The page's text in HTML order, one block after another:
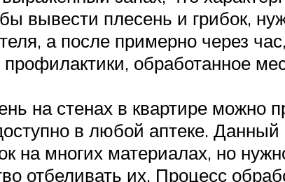
вывести плесень и грибок,
а после примерно через
обработанное
на стенах в квартире можно
в любой аптеке.
на многих материалах, но
отбеливать их. Процесс